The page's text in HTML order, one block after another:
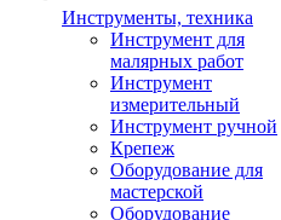
Инструменты, техника
Инструмент для
малярных работ
Инструмент
измерительный
Инструмент ручной
Крепеж
Оборудование для
мастерской
Оборудование